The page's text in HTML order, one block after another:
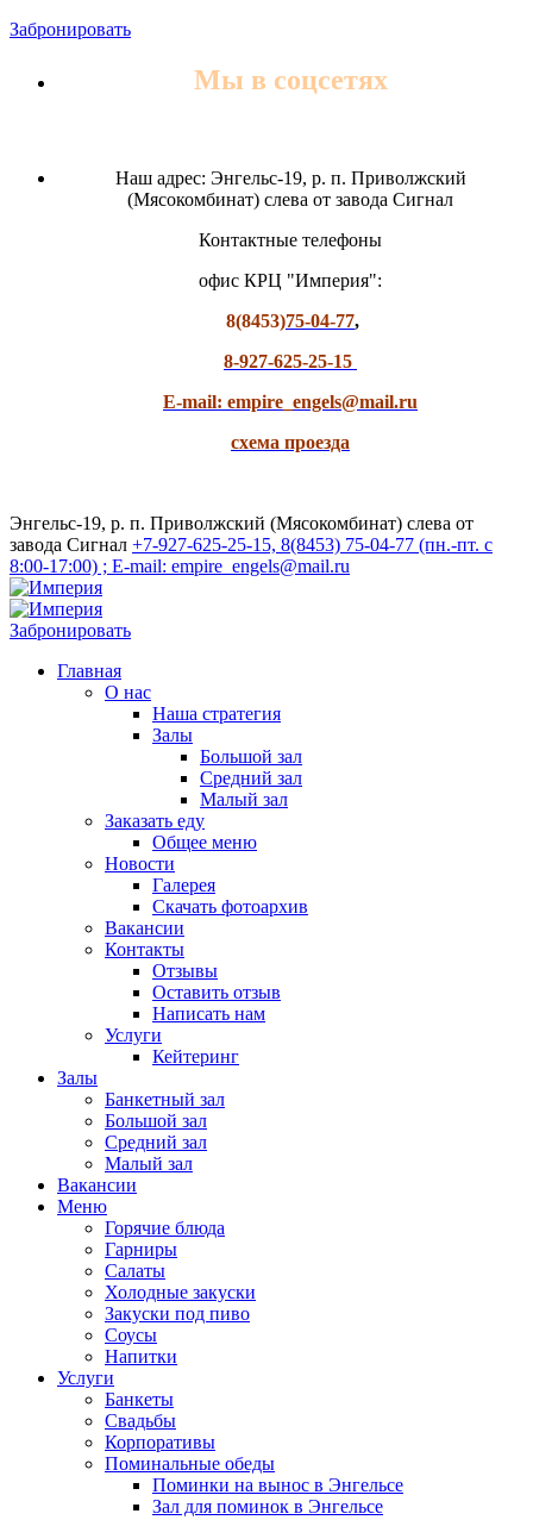
Забронировать
Мы в соцсетях
Наш адрес: Энгельс-19, р. п. Приволжский
(Мясокомбинат) слева от завода Сигнал
Контактные телефоны
офис КРЦ "Империя":
8(8453)75-04-77,
8-927-625-25-15
E-mail: empire_engels@mail.ru
схема проезда
Энгельс-19, р. п. Приволжский (Мясокомбинат) слева от
завода Сигнал +7-927-625-25-15, 8(8453) 75-04-77 (пн.-пт. с
8:00-17:00) ; E-mail: empire_engels@mail.ru
Забронировать
Главная
О нас
Наша стратегия
Залы
Большой зал
Средний зал
Малый зал
Заказать еду
Общее меню
Новости
Галерея
Скачать фотоархив
Вакансии
Контакты
Отзывы
Оставить отзыв
Написать нам
Услуги
Кейтеринг
Залы
Банкетный зал
Большой зал
Средний зал
Малый зал
Вакансии
Меню
Горячие блюда
Гарниры
Салаты
Холодные закуски
Закуски под пиво
Соусы
Напитки
Услуги
Банкеты
Свадьбы
Корпоративы
Поминальные обеды
Поминки на вынос в Энгельсе
Зал для поминок в Энгельсе